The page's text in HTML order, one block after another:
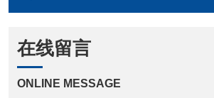
在线留言
ONLINE MESSAGE